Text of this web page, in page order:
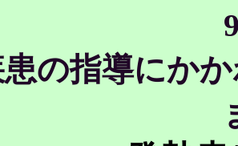
の指導にか